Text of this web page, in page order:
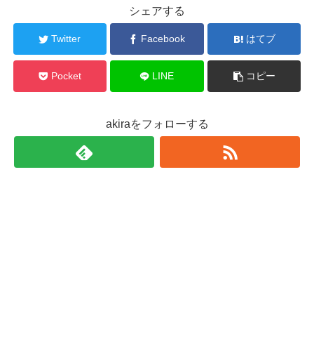
シェアする
Twitter Facebook はてブ
Pocket LINE コピー
akiraをフォローする